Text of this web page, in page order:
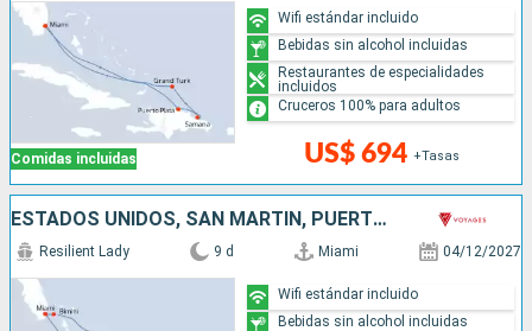
Comidas incluidas US$ 694 +Tasas
Wifi estándar incluido
Bebidas sin alcohol incluidas
Restaurantes de especialidades
incluidos
Cruceros 100% para adultos
ESTADOS UNIDOS, SAN MARTÍN, PUERTO RICO, REPÚBLICA DOMINICANA, BAHAMAS
Resilient Lady 9 d Miami 04/12/2027
Wifi estándar incluido
Bebidas sin alcohol incluidas